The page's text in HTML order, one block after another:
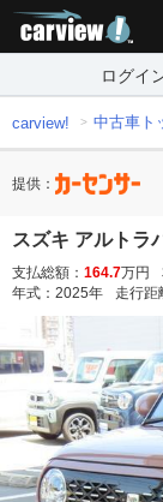
ログイ
carview! 中古車ト
提供：
スズキ アルト
支払総額： 164.7万円
年式： 2025年 走行距